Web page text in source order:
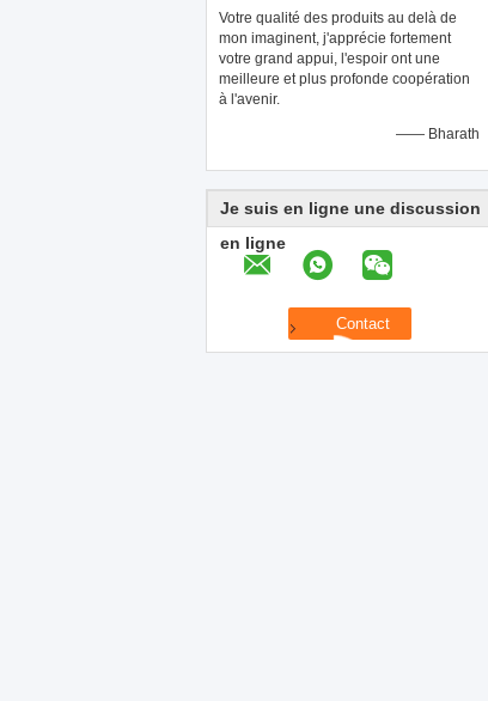
Votre qualité des produits au delà de
mon imaginent, j'apprécie fortement
votre grand appui, l'espoir ont une
meilleure et plus profonde coopération
à l'avenir.
—— Bharath
Je suis en ligne une discussion
en ligne